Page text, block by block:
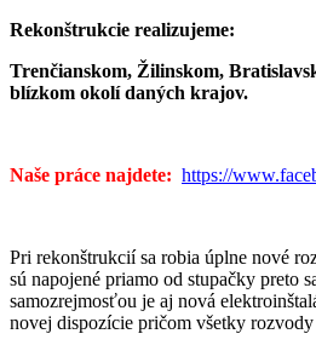
Rekonštrukcie realizujeme:
Trenčianskom, Žilinskom,
blízkom okolí daných krajov.
Naše práce najdete: https://
Pri rekonštrukcií sa robia úplne nové
sú napojené priamo od stupačky preto
samozrejmosťou je aj nová
novej dispozície pričom všetky rozvody